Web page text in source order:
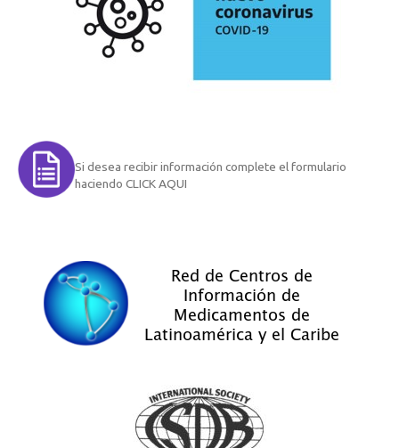
Si desea recibir información complete el formulario
haciendo CLICK AQUI